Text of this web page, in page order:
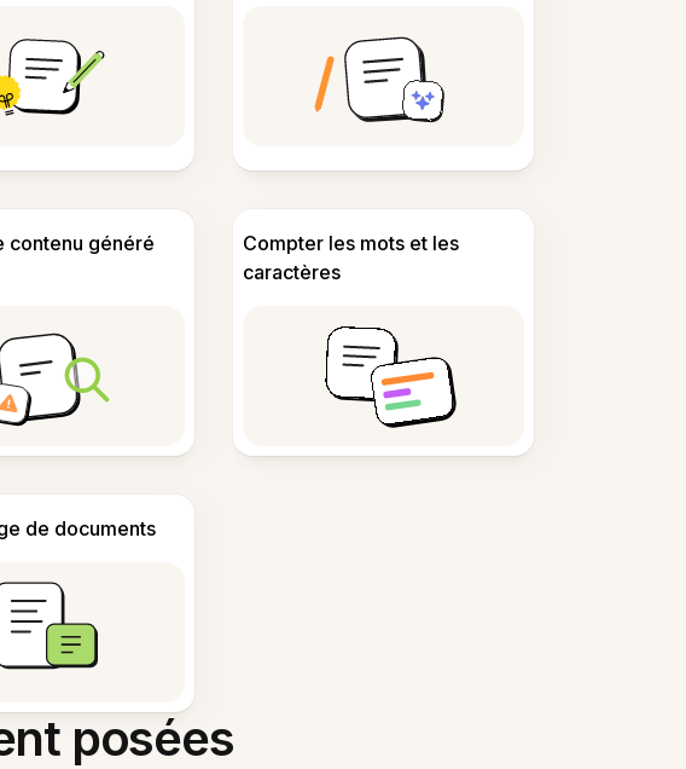
contenu généré
Compter les mots et les
caractères
de documents
posées